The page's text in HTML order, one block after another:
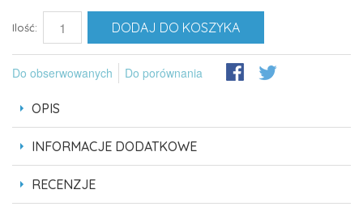
Ilość: DODAJ DO KOSZYKA
Do obserwowanych Do porównania
OPIS
INFORMACJE DODATKOWE
RECENZJE